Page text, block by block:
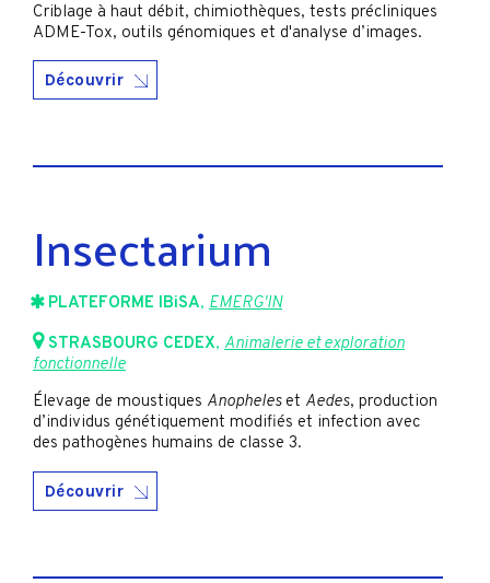
Criblage à haut débit, chimiothèques, tests précliniques
ADME-Tox, outils génomiques et d'analyse d’images.
Découvrir
Insectarium
PLATEFORME IBiSA, EMERG'IN
STRASBOURG CEDEX, Animalerie et exploration
fonctionnelle
Élevage de moustiques Anopheles et Aedes, production
d’individus génétiquement modifiés et infection avec
des pathogènes humains de classe 3.
Découvrir